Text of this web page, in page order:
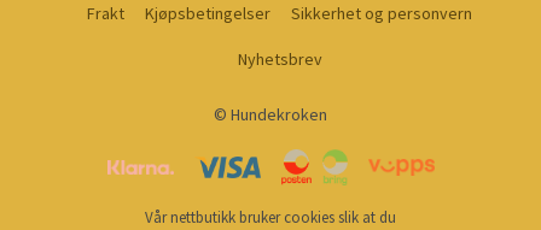
Frakt Kjøpsbetingelser Sikkerhet og personvern
Nyhetsbrev
© Hundekroken
Vår nettbutikk bruker cookies slik at du